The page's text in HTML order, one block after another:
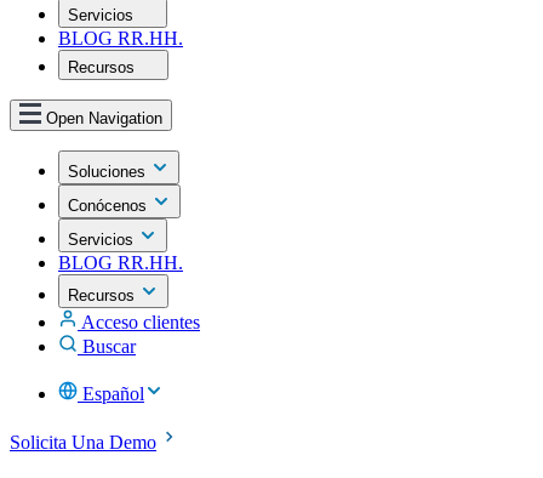
Servicios
BLOG RR.HH.
Recursos
Open Navigation
Soluciones
Conócenos
Servicios
BLOG RR.HH.
Recursos
Acceso clientes
Buscar
Español
Solicita Una Demo